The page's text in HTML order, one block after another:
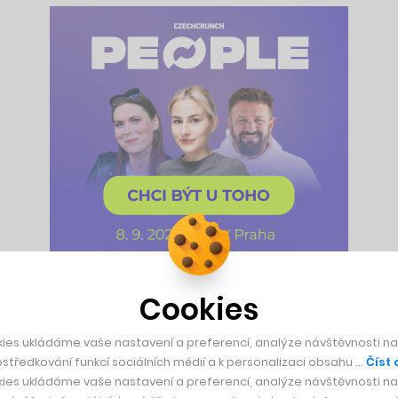
lety se stal členem této velké rodiny, a tak můžeme říci,
řešit některé, pro nás Evropany velmi neobvyklé,
kterému začal být malý nejen Frenštát, ale i Česká
Cookies
ukládáme vaše nastavení a preferencí, analýze návštěvnosti
funkcí sociálních médií a k personalizaci obsahu … Číst
ukládáme vaše nastavení a preferencí, analýze návštěvnosti